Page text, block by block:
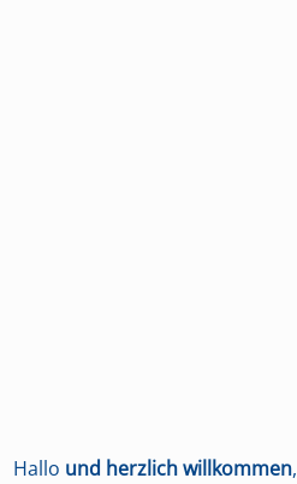
Hallo und herzlich willkommen